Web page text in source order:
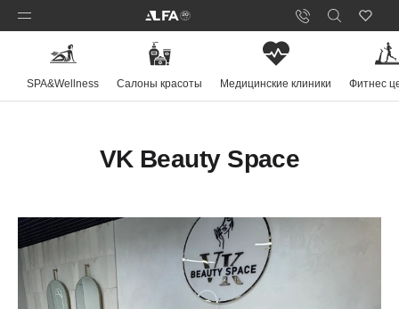
SPA&Wellness Салоны красоты Медицинские клиники Фитнес
VK Beauty Space